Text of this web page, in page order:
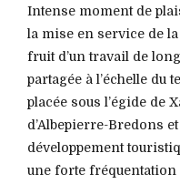
Intense moment de
la mise en service de
fruit d’un travail de
partagée à l’échelle du
placée sous l’égide de
d’Albepierre-Bredons
développement
une forte fréquentation